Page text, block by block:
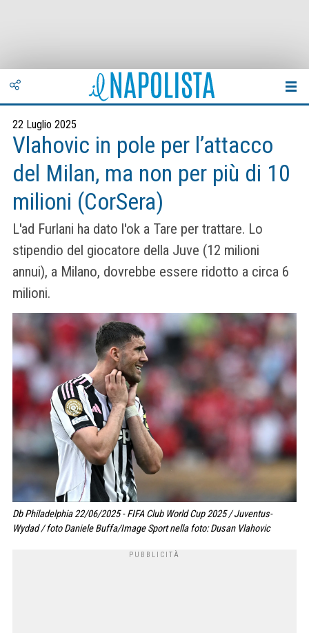
22 Luglio 2025
Vlahovic in pole per l’attacco
del Milan, ma non per più di 10
milioni (CorSera)
L'ad Furlani ha dato l'ok a Tare per trattare. Lo
stipendio del giocatore della Juve (12 milioni
annui), a Milano, dovrebbe essere ridotto a circa 6
milioni.
Db Philadelphia 22/06/2025 - FIFA Club World Cup 2025 / Juventus-
Wydad / foto Daniele Buffa/Image Sport nella foto: Dusan Vlahovic